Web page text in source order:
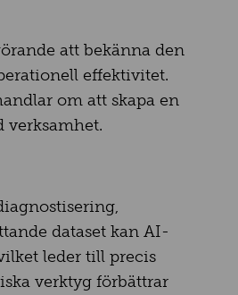
att bekänna den
effektivitet.
om att skapa en
verksamhet.
dataset kan AI-
leder till precis
verktyg förbättrar